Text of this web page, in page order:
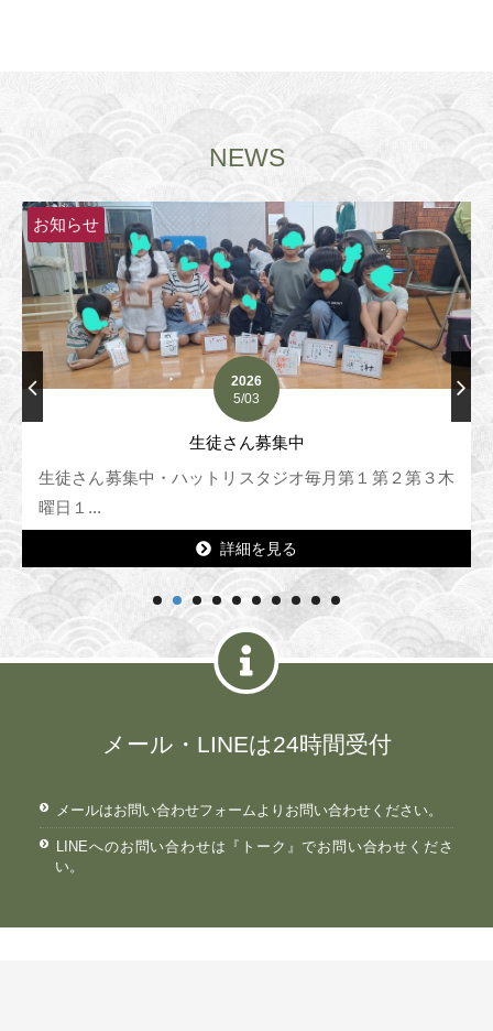
NEWS
お知らせ
2026
5/03
生徒さん募集中
生徒さん募集中・ハットリスタジオ毎月第１第２第３木
曜日１...
詳細を見る
詳細を見る
メール・LINEは24時間受付
メールはお問い合わせフォームよりお問い合わせください。
LINEへのお問い合わせは『トーク』でお問い合わせくださ
い。